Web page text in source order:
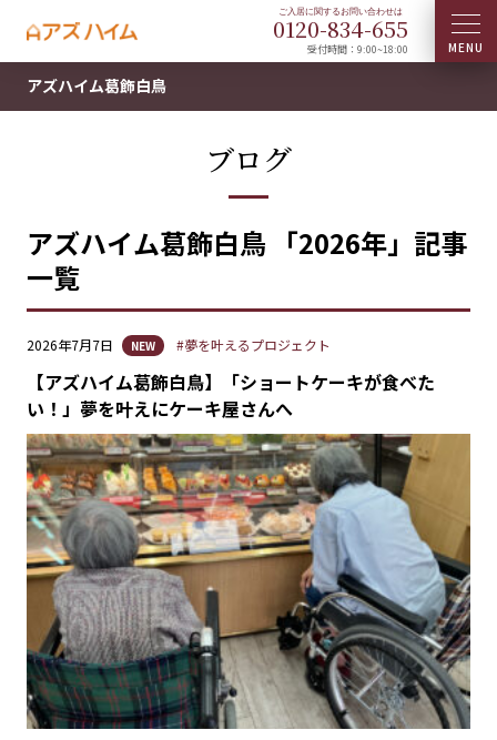
0120-834-655
受付時間：9:00~18:00
アズハイム葛飾白鳥
ブログ
アズハイム葛飾白鳥 「2026年」記事
一覧
2026年7月7日 NEW #夢を叶えるプロジェクト
【アズハイム葛飾白鳥】「ショートケーキが食べた
い！」夢を叶えにケーキ屋さんへ